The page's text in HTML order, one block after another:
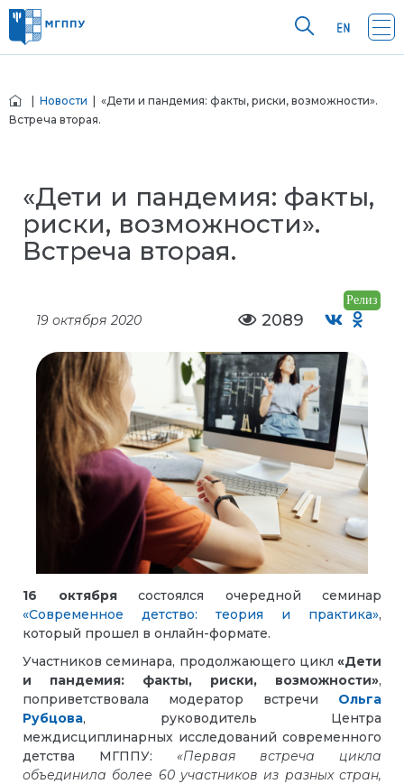
Новости | «Дети и пандемия: факты, риски, возможности».
Встреча вторая.
«Дети и пандемия: факты,
риски, возможности».
Встреча вторая.
Релиз
19 октября 2020 2089
16 октября состоялся очередной семинар
«Современное детство: теория и практика»,
который прошел в онлайн-формате.
Участников семинара, продолжающего цикл «Дети
и пандемия: факты, риски, возможности»,
поприветствовала модератор встречи Ольга
Рубцова, руководитель Центра
междисциплинарных исследований современного
детства МГППУ: «Первая встреча цикла
объединила более 60 участников из разных стран,